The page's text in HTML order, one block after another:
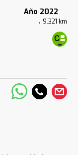
Año 2022
9.321 km